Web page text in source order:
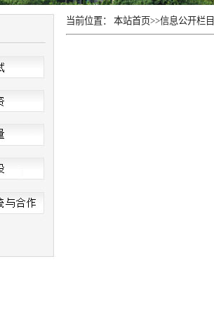
当前位置： 本站首页>>信息公开栏目